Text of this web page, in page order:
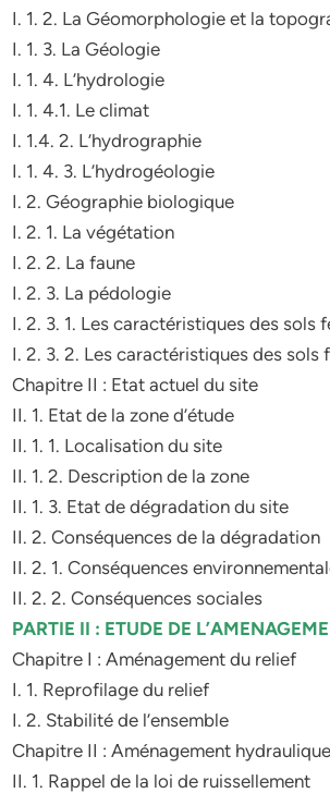
I. 1. 2. La Géomorphologie et la
I. 1. 3. La Géologie
I. 1. 4. L’hydrologie
I. 1. 4.1. Le climat
I. 1.4. 2. L’hydrographie
I. 1. 4. 3. L’hydrogéologie
I. 2. Géographie biologique
I. 2. 1. La végétation
I. 2. 2. La faune
I. 2. 3. La pédologie
I. 2. 3. 1. Les caractéristiques des sols
I. 2. 3. 2. Les caractéristiques des sols
Chapitre II : Etat actuel du site
II. 1. Etat de la zone d’étude
II. 1. 1. Localisation du site
II. 1. 2. Description de la zone
II. 1. 3. Etat de dégradation du site
II. 2. Conséquences de la dégradation
II. 2. 1. Conséquences
II. 2. 2. Conséquences sociales
PARTIE II : ETUDE DE
Chapitre I : Aménagement du relief
I. 1. Reprofilage du relief
I. 2. Stabilité de l’ensemble
Chapitre II : Aménagement hydraulique
II. 1. Rappel de la loi de ruissellement